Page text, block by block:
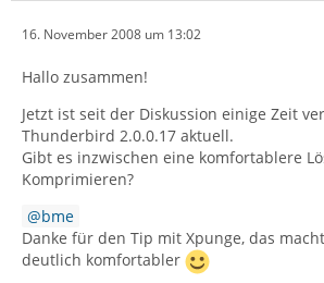
16. November 2008 um 13:02
Hallo zusammen!
Jetzt ist seit der Diskussion einige Zeit
Thunderbird 2.0.0.17 aktuell.
Gibt es inzwischen eine komfortablere
Komprimieren?
bme
Danke für den Tip mit Xpunge, das
deutlich komfortabler